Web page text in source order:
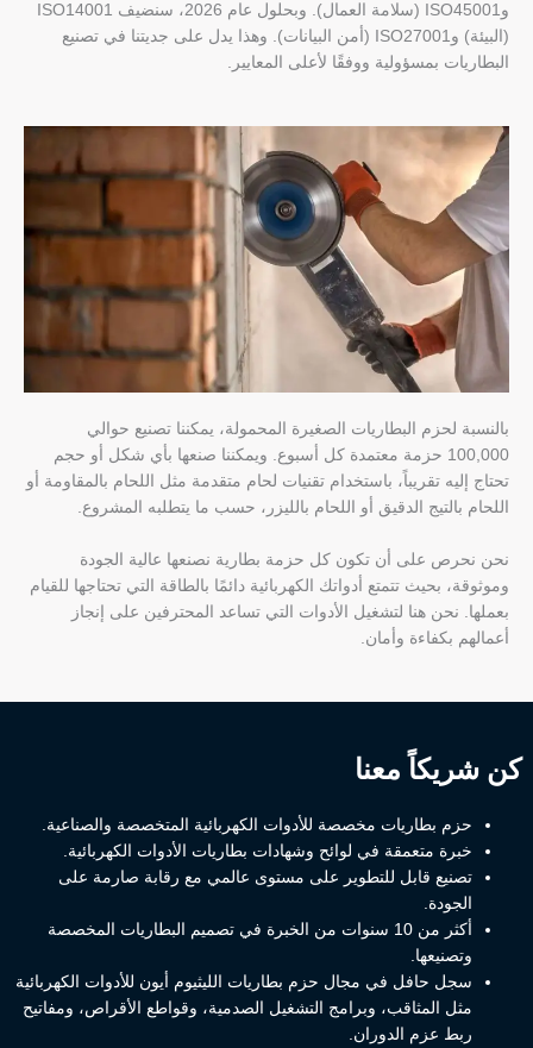
وISO45001 (سلامة العمال). وبحلول عام 2026، سنضيف ISO14001
(البيئة) وISO27001 (أمن البيانات). وهذا يدل على جديتنا في تصنيع
البطاريات بمسؤولية ووفقًا لأعلى المعايير.
بالنسبة لحزم البطاريات الصغيرة المحمولة، يمكننا تصنيع حوالي
100,000 حزمة معتمدة كل أسبوع. ويمكننا صنعها بأي شكل أو حجم
تحتاج إليه تقريباً، باستخدام تقنيات لحام متقدمة مثل اللحام بالمقاومة أو
اللحام بالتيج الدقيق أو اللحام بالليزر، حسب ما يتطلبه المشروع.
نحن نحرص على أن تكون كل حزمة بطارية نصنعها عالية الجودة
وموثوقة، بحيث تتمتع أدواتك الكهربائية دائمًا بالطاقة التي تحتاجها للقيام
بعملها. نحن هنا لتشغيل الأدوات التي تساعد المحترفين على إنجاز
أعمالهم بكفاءة وأمان.
كن شريكاً معنا
حزم بطاريات مخصصة للأدوات الكهربائية المتخصصة والصناعية.
خبرة متعمقة في لوائح وشهادات بطاريات الأدوات الكهربائية.
تصنيع قابل للتطوير على مستوى عالمي مع رقابة صارمة على
الجودة.
أكثر من 10 سنوات من الخبرة في تصميم البطاريات المخصصة
وتصنيعها.
سجل حافل في مجال حزم بطاريات الليثيوم أيون للأدوات الكهربائية
مثل المثاقب، وبرامج التشغيل الصدمية، وقواطع الأقراص، ومفاتيح
ربط عزم الدوران.